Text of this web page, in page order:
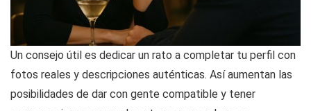
Un consejo útil es dedicar un rato a completar tu perfil con
fotos reales y descripciones auténticas. Así aumentan las
posibilidades de dar con gente compatible y tener